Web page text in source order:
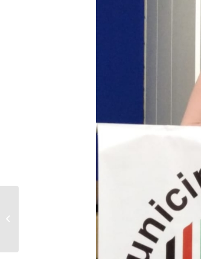
PRF apreende quase 4
toneladas de maconha